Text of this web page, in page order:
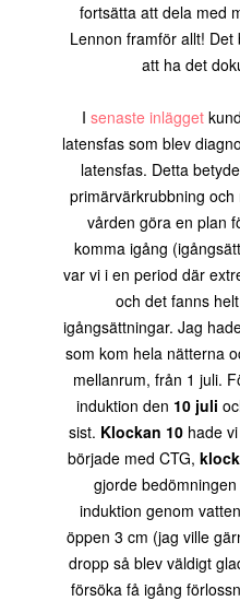
fortsätta att dela med
Lennon framför allt!
att ha det
I senaste inlägget
latensfas som blev
latensfas. Detta
primärvärkrubbning
vården göra en plan
komma igång
var vi i en period där
och det fanns
igångsättningar. Jag
som kom hela nätterna
mellanrum, från 1 juli.
induktion den 10 juli
sist. Klockan 10 hade
började med CTG,
gjorde
induktion genom
öppen 3 cm (jag ville
dropp så blev väldigt
försöka få igång